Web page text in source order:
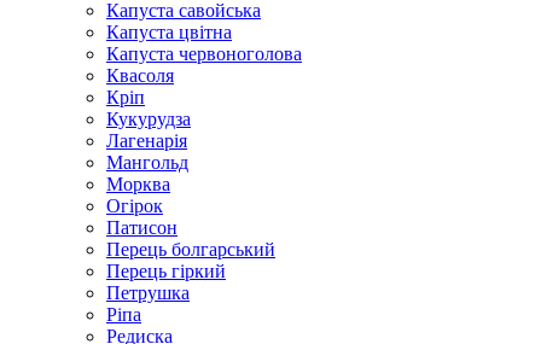
Капуста савойська
Капуста цвітна
Капуста червоноголова
Квасоля
Кріп
Кукурудза
Лагенарія
Мангольд
Морква
Огірок
Патисон
Перець болгарський
Перець гіркий
Петрушка
Ріпа
Редиска